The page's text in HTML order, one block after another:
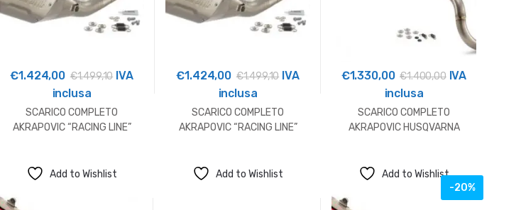
€1.424,00 €1.499,10 IVA
inclusa
SCARICO COMPLETO
AKRAPOVIC “RACING LINE”
€1.424,00 €1.499,10 IVA
inclusa
SCARICO COMPLETO
AKRAPOVIC “RACING LINE”
€1.330,00 €1.400,00IVA
inclusa
SCARICO COMPLETO
AKRAPOVIC HUSQVARNA
Add to Wishlist Add to Wishlist
Add to Wishlist
-20%